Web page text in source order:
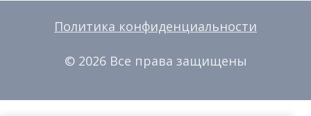
Политика конфиденциальности
© 2026 Все права защищены